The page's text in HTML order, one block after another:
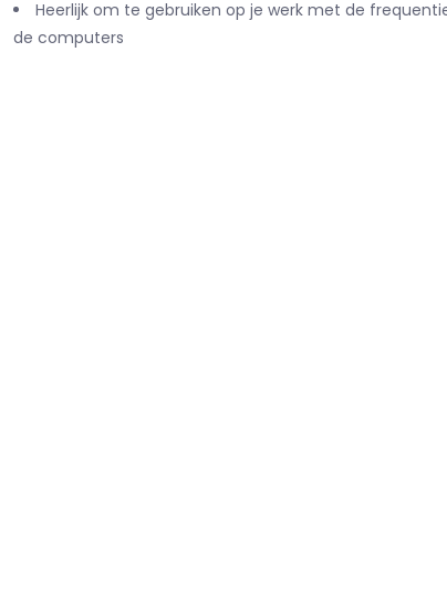
Heerlijk om te gebruiken op je werk met de
de computers